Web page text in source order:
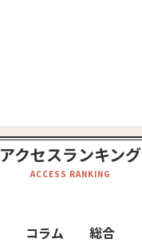
アクセスランキング
ACCESS RANKING
コラム 総合